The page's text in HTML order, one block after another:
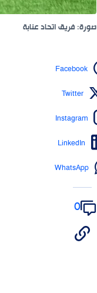
صورة: فريق اتحاد عنابة
Facebook
Twitter
Instagram
LinkedIn
WhatsApp
0